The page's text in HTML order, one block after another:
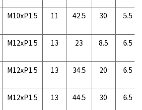
M10xP1.5 11 42.5 30 5.5
M12xP1.5 13 23 8.5 6.5
M12xP1.5 13 34.5 20 6.5
M12xP1.5 13 44.5 30 6.5